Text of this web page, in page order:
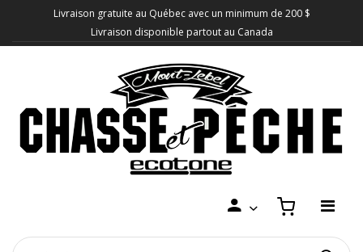
Livraison gratuite au Québec avec un minimum de 200 $
Livraison disponible partout au Canada